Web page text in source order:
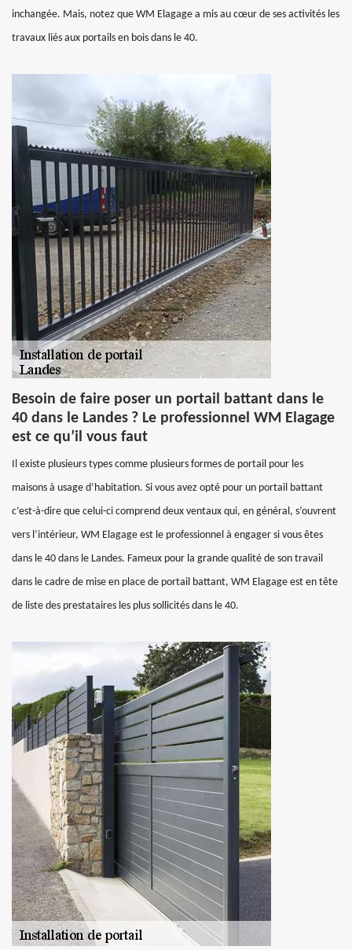
inchangée. Mais, notez que WM Elagage a mis au cœur de ses activités les
travaux liés aux portails en bois dans le 40.
Besoin de faire poser un portail battant dans le
40 dans le Landes ? Le professionnel WM Elagage
est ce qu’il vous faut
Il existe plusieurs types comme plusieurs formes de portail pour les
maisons à usage d’habitation. Si vous avez opté pour un portail battant
c’est-à-dire que celui-ci comprend deux ventaux qui, en général, s’ouvrent
vers l’intérieur, WM Elagage est le professionnel à engager si vous êtes
dans le 40 dans le Landes. Fameux pour la grande qualité de son travail
dans le cadre de mise en place de portail battant, WM Elagage est en tête
de liste des prestataires les plus sollicités dans le 40.